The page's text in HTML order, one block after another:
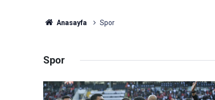
Anasayfa Spor
Spor